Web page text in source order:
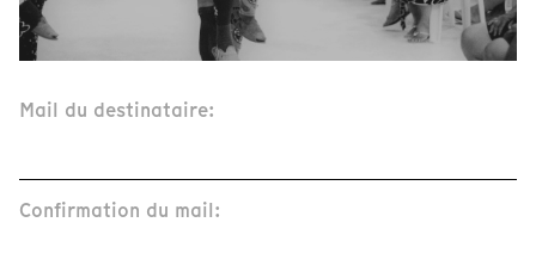
Mail du destinataire:
Confirmation du mail: